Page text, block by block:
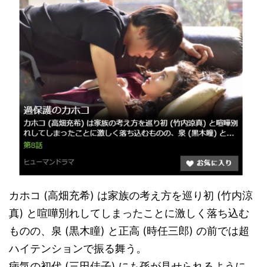
カホコ (高畑充希) は家族の考え方を巡り初 (竹内涼
真) と喧嘩別れしてしまったことに激しく落ち込む
ものの、泉 (黒木瞳) と正高 (時任三郎) の前では超
ハイテンションで振る舞う。